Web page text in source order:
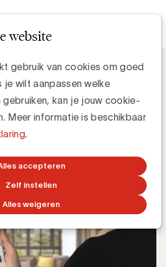
website
gebruik van cookies om goed
je wilt aanpassen welke
kan je jouw cookie-
Meer informatie is beschikbaar
.
accepteren
Zelf instellen
Alles weigeren
Manager